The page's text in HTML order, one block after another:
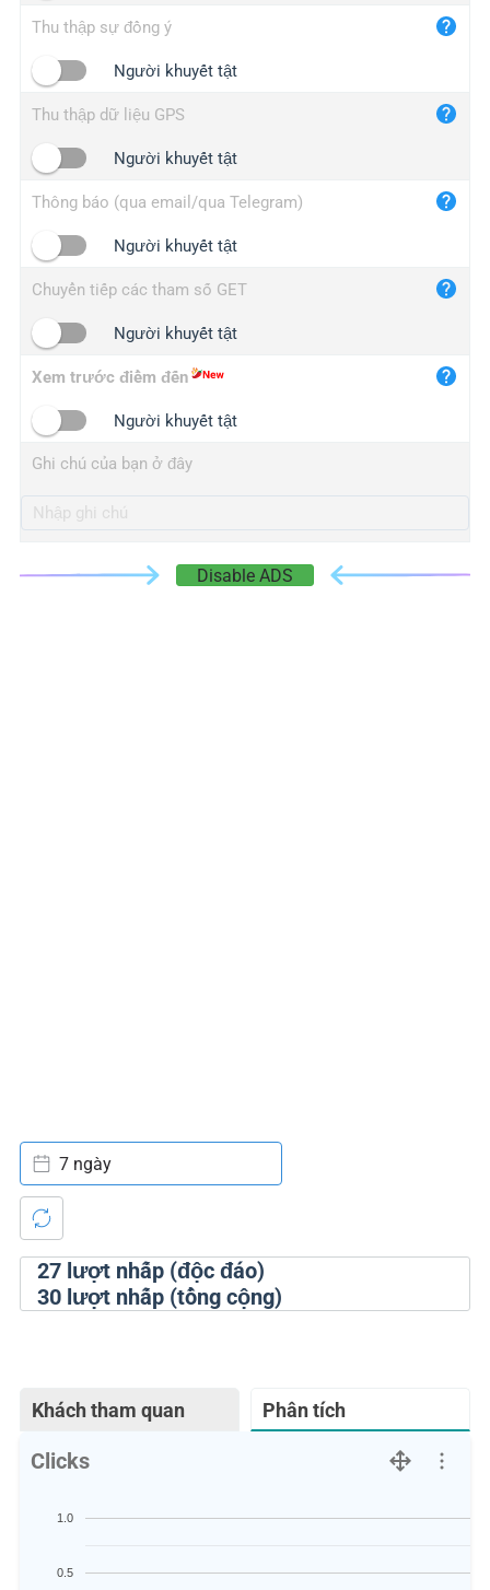
yip.su
iplogger.info
Thu thập sự đồng ý
Người khuyết tật
Thu thập dữ liệu GPS
Người khuyết tật
Thông báo (qua email/qua Telegram)
Người khuyết tật
Chuyển tiếp các tham số GET
Người khuyết tật
Xem trước điểm đến
Người khuyết tật
Ghi chú của bạn ở đây
Disable ADS
27lượt nhấp (độc đáo)
30lượt nhấp (tổng cộng)
7 ngày
Khách tham quan Phân tích
Clicks
0.5
1.0